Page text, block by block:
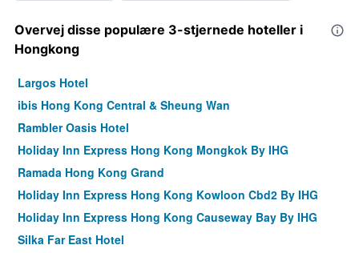
Overvej disse populære 3-stjernede hoteller i
Hongkong
Largos Hotel
ibis Hong Kong Central & Sheung Wan
Rambler Oasis Hotel
Holiday Inn Express Hong Kong Mongkok By IHG
Ramada Hong Kong Grand
Holiday Inn Express Hong Kong Kowloon Cbd2 By IHG
Holiday Inn Express Hong Kong Causeway Bay By IHG
Silka Far East Hotel